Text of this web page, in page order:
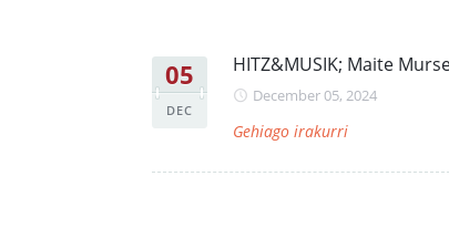
05
DEC
HITZ&MUSIK; Maite
December 05, 2024
Gehiago irakurri